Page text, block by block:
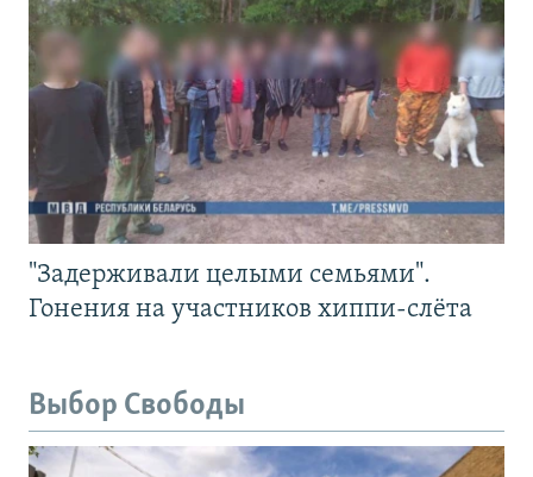
"Задерживали целыми семьями".
Гонения на участников хиппи-слёта
Выбор Свободы